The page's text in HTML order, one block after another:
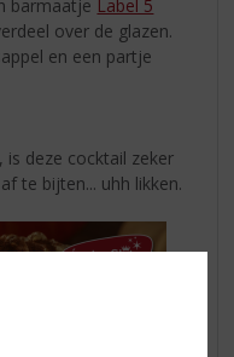
barmaatje Label 5
over de glazen.
en een partje
deze cocktail zeker
te bijten... uhh likken.